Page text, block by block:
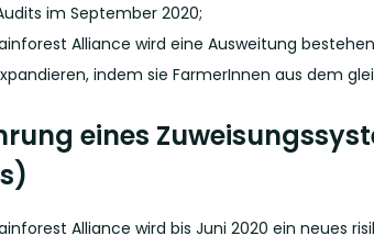
im September 2020;
Alliance wird eine Ausweitung
indem sie FarmerInnen aus dem
eines
Alliance wird bis Juni 2020 ein neues